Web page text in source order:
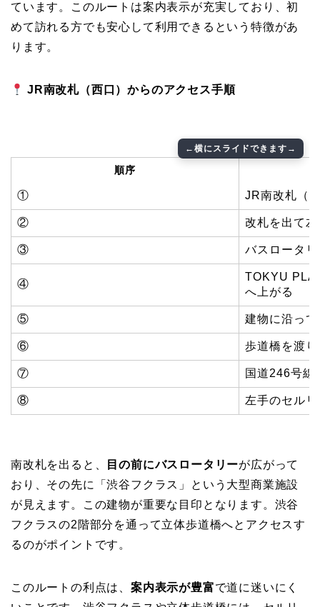
ています。このルートは案内表示が充実しており、初
めて訪れる方でも安心して利用できるという特徴があ
ります。
JR南改札（西口）からのアクセス手順
順序
① JR南改札（
② 改札を出て
③ バスロータ
④
TOKYU
へ上がる
⑤ 建物に沿っ
⑥ 歩道橋を渡
⑦ 国道246号線
⑧ 左手のセル
南改札を出ると、 目の前にバスロータリーが広がって
おり、その先に「渋谷フクラス」という大型商業施設
が見えます。この建物が重要な目印となります。渋谷
フクラスの2階部分を通って立体歩道橋へとアクセスす
るのがポイントです。
このルートの利点は、 案内表示が豊富で道に迷いにく